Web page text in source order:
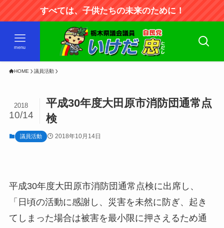
すべては、子供たちの未来のために！
menu
HOME 議員活動
平成30年度大田原市消防団通常点
検
2018
10/14
議員活動 2018年10月14日
平成30年度大田原市消防団通常点検に出席し、
「日頃の活動に感謝し、災害を未然に防ぎ、起き
てしまった場合は被害を最小限に押さえるため通